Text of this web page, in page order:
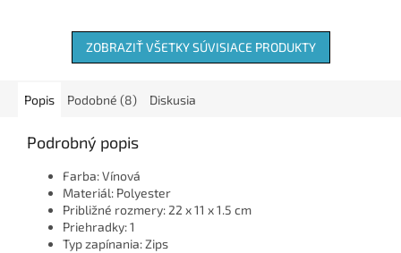
ZOBRAZIŤ VŠETKY SÚVISIACE PRODUKTY
Popis Podobné (8) Diskusia
Podrobný popis
Farba: Vínová
Materiál: Polyester
Približné rozmery: 22 x 11 x 1.5 cm
Priehradky: 1
Typ zapínania: Zips